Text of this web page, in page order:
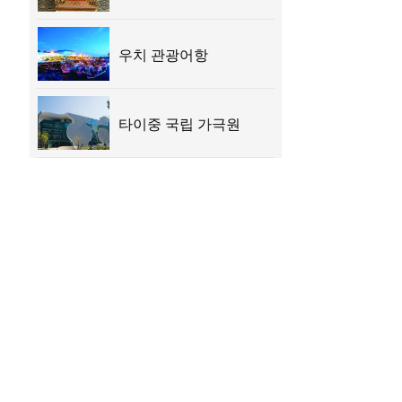
우치 관광어항
타이중 국립 가극원